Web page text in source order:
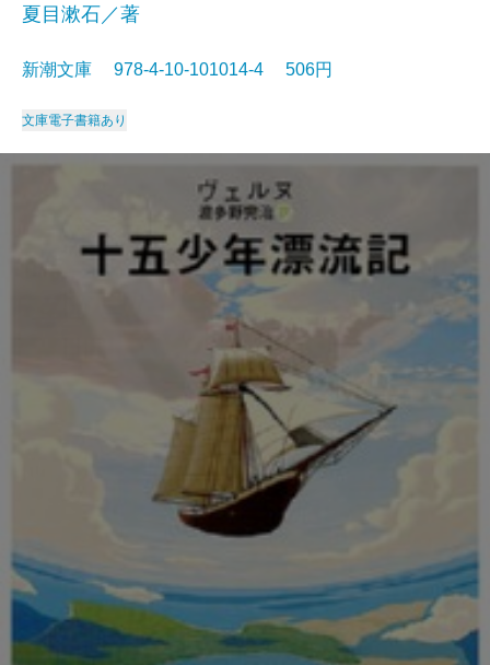
夏目漱石／著
新潮文庫 978-4-10-101014-4 506円
文庫電子書籍あり